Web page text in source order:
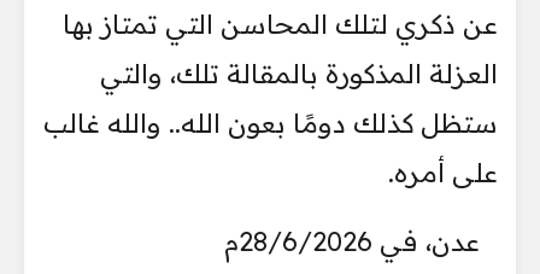
عن ذكري لتلك المحاسن التي تمتاز بها
العزلة المذكورة بالمقالة تلك، والتي
ستظل كذلك دومًا بعون الله.. والله غالب
على أمره.
عدن، في 28/6/2026م